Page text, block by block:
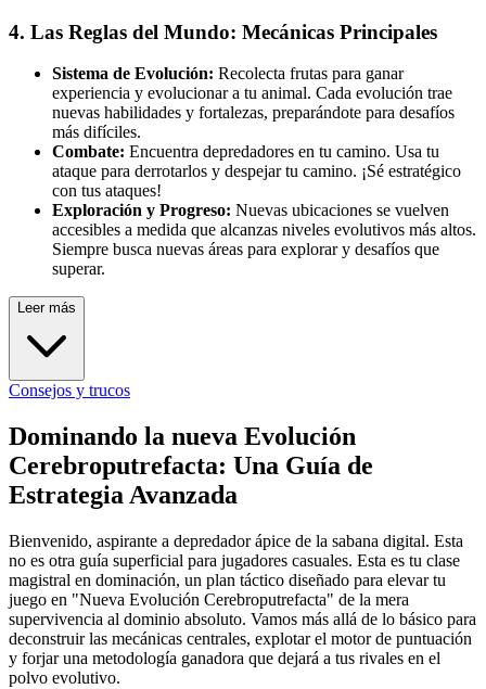
4. Las Reglas del Mundo: Mecánicas Principales
Sistema de Evolución: Recolecta frutas para ganar
experiencia y evolucionar a tu animal. Cada evolución trae
nuevas habilidades y fortalezas, preparándote para desafíos
más difíciles.
Combate: Encuentra depredadores en tu camino. Usa tu
ataque para derrotarlos y despejar tu camino. ¡Sé estratégico
con tus ataques!
Exploración y Progreso: Nuevas ubicaciones se vuelven
accesibles a medida que alcanzas niveles evolutivos más altos.
Siempre busca nuevas áreas para explorar y desafíos que
superar.
Leer más
Consejos y trucos
Dominando la nueva Evolución
Cerebroputrefacta: Una Guía de
Estrategia Avanzada
Bienvenido, aspirante a depredador ápice de la sabana digital. Esta
no es otra guía superficial para jugadores casuales. Esta es tu clase
magistral en dominación, un plan táctico diseñado para elevar tu
juego en "Nueva Evolución Cerebroputrefacta" de la mera
supervivencia al dominio absoluto. Vamos más allá de lo básico para
deconstruir las mecánicas centrales, explotar el motor de puntuación
y forjar una metodología ganadora que dejará a tus rivales en el
polvo evolutivo.